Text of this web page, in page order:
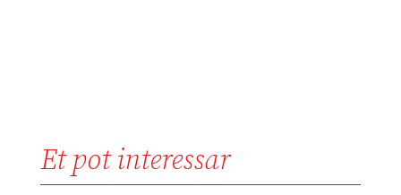
Et pot interessar